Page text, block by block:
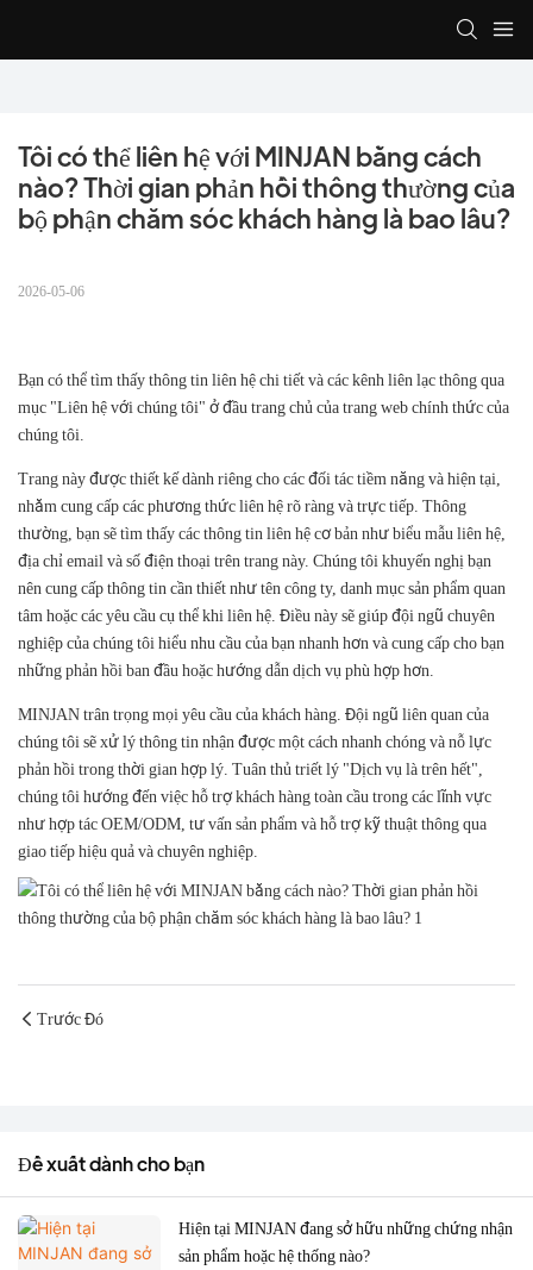
Tôi có thể liên hệ với MINJAN bằng cách
nào? Thời gian phản hồi thông thường của
bộ phận chăm sóc khách hàng là bao lâu?
2026-05-06
Bạn có thể tìm thấy thông tin liên hệ chi tiết và các kênh liên lạc thông qua
mục "Liên hệ với chúng tôi" ở đầu trang chủ của trang web chính thức của
chúng tôi.
Trang này được thiết kế dành riêng cho các đối tác tiềm năng và hiện tại,
nhằm cung cấp các phương thức liên hệ rõ ràng và trực tiếp. Thông
thường, bạn sẽ tìm thấy các thông tin liên hệ cơ bản như biểu mẫu liên hệ,
địa chỉ email và số điện thoại trên trang này. Chúng tôi khuyến nghị bạn
nên cung cấp thông tin cần thiết như tên công ty, danh mục sản phẩm quan
tâm hoặc các yêu cầu cụ thể khi liên hệ. Điều này sẽ giúp đội ngũ chuyên
nghiệp của chúng tôi hiểu nhu cầu của bạn nhanh hơn và cung cấp cho bạn
những phản hồi ban đầu hoặc hướng dẫn dịch vụ phù hợp hơn.
MINJAN trân trọng mọi yêu cầu của khách hàng. Đội ngũ liên quan của
chúng tôi sẽ xử lý thông tin nhận được một cách nhanh chóng và nỗ lực
phản hồi trong thời gian hợp lý. Tuân thủ triết lý "Dịch vụ là trên hết",
chúng tôi hướng đến việc hỗ trợ khách hàng toàn cầu trong các lĩnh vực
như hợp tác OEM/ODM, tư vấn sản phẩm và hỗ trợ kỹ thuật thông qua
giao tiếp hiệu quả và chuyên nghiệp.
Trước Đó
Đề xuất dành cho bạn
Hiện tại MINJAN đang sở hữu những chứng nhận
sản phẩm hoặc hệ thống nào?